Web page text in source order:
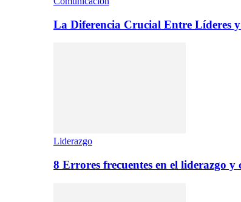
La Diferencia Crucial Entre Líderes
Liderazgo
8 Errores frecuentes en el liderazgo y